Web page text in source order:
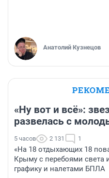
Анатолий Кузнецов
«Ну вот и всё»:
развелась с
5 часов 2 131 1
«На 18 отдыхающих 18
Крыму с перебоями света
графику и налетами БПЛА